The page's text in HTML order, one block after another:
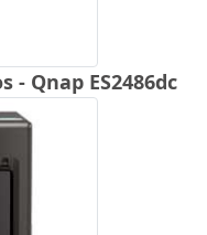
- Qnap ES2486dc